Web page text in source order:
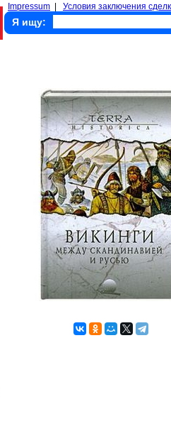
Impressum Условия заключения
Я ищу: